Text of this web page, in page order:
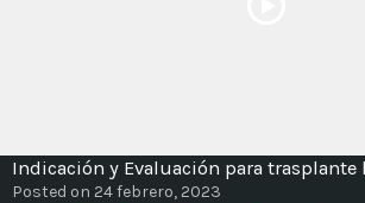
Indicación y Evaluación para trasplante
Posted on 24 febrero, 2023